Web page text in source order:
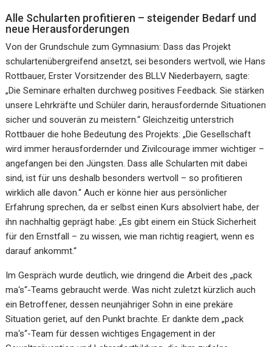
Alle Schularten profitieren – steigender Bedarf und
neue Herausforderungen
Von der Grundschule zum Gymnasium: Dass das Projekt
schulartenübergreifend ansetzt, sei besonders wertvoll, wie Hans
Rottbauer, Erster Vorsitzender des BLLV Niederbayern, sagte:
„Die Seminare erhalten durchweg positives Feedback. Sie stärken
unsere Lehrkräfte und Schüler darin, herausfordernde Situationen
sicher und souverän zu meistern.“ Gleichzeitig unterstrich
Rottbauer die hohe Bedeutung des Projekts: „Die Gesellschaft
wird immer herausfordernder und Zivilcourage immer wichtiger –
angefangen bei den Jüngsten. Dass alle Schularten mit dabei
sind, ist für uns deshalb besonders wertvoll – so profitieren
wirklich alle davon.“ Auch er könne hier aus persönlicher
Erfahrung sprechen, da er selbst einen Kurs absolviert habe, der
ihn nachhaltig geprägt habe: „Es gibt einem ein Stück Sicherheit
für den Ernstfall – zu wissen, wie man richtig reagiert, wenn es
darauf ankommt.“
Im Gespräch wurde deutlich, wie dringend die Arbeit des „pack
ma‘s“-Teams gebraucht werde. Was nicht zuletzt kürzlich auch
ein Betroffener, dessen neunjähriger Sohn in eine prekäre
Situation geriet, auf den Punkt brachte. Er dankte dem „pack
ma‘s“-Team für dessen wichtiges Engagement in der